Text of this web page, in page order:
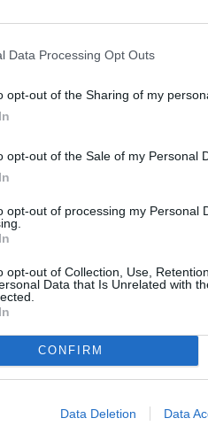
Data Processing Opt Outs
opt-out of the Sharing of my
opt-out of the Sale of my Personal
opt-out of processing my Personal
opt-out of Collection, Use,
Data that Is Unrelated with
CONFIRM
Data Deletion Data
par le Conseil européen
européenne à but non
de l’état des monuments
a connu une
années en Ethiopie.
destination
aux 10.000 de visiteurs en
qui se sont rendus au
« meilleure destination
pourtant pas le fait
et le commerce a
conservation